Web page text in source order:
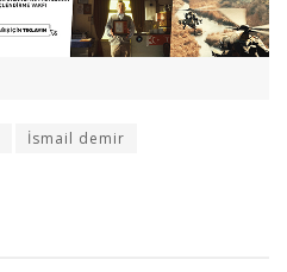
İsmail demir